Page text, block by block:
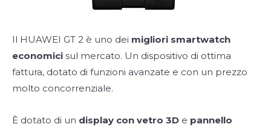
Il HUAWEI GT 2 è uno dei migliori smartwatch
economici sul mercato. Un dispositivo di ottima
fattura, dotato di funzioni avanzate e con un prezzo
molto concorrenziale.
È dotato di un display con vetro 3D e pannello